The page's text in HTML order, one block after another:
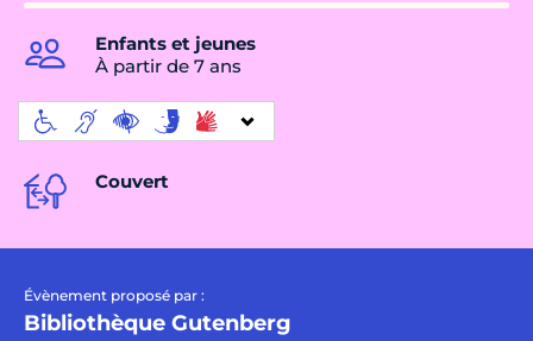
Enfants et jeunes
À partir de 7 ans
Couvert
Évènement proposé par :
Bibliothèque Gutenberg